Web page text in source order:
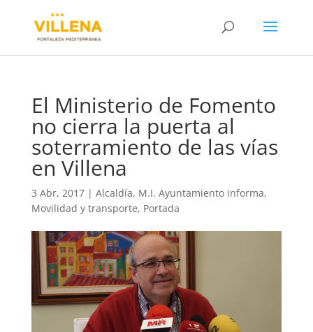
El Ministerio de Fomento
no cierra la puerta al
soterramiento de las vías
en Villena
3 Abr, 2017| Alcaldía, M.I. Ayuntamiento informa,
Movilidad y transporte, Portada